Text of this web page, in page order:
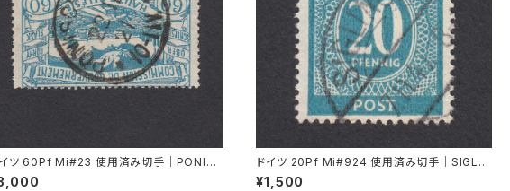
ツ 60Pf Mi#23 使用済み切手｜PONISC
22.11.1921
ドイツ 20Pf Mi#924 使用済み切手｜SIGLIN
GEN 7.11.1947
¥1,500